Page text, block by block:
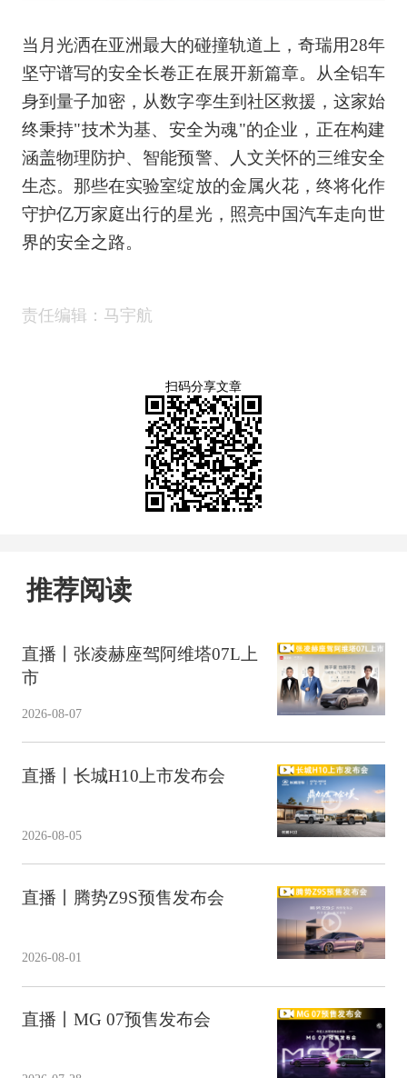
当月光洒在亚洲最大的碰撞轨道上，奇瑞用28年
坚守谱写的安全长卷正在展开新篇章。从全铝车
身到量子加密，从数字孪生到社区救援，这家始
终秉持"技术为基、安全为魂"的企业，正在构建
涵盖物理防护、智能预警、人文关怀的三维安全
生态。那些在实验室绽放的金属火花，终将化作
守护亿万家庭出行的星光，照亮中国汽车走向世
界的安全之路。
责任编辑：马宇航
扫码分享文章
推荐阅读
直播丨张凌赫座驾阿维塔07L上
市
2026-08-07
直播丨长城H10上市发布会
2026-08-05
直播丨腾势Z9S预售发布会
2026-08-01
直播丨MG 07预售发布会